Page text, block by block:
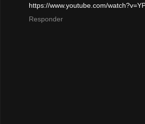
https://www.youtube.com/
Responder